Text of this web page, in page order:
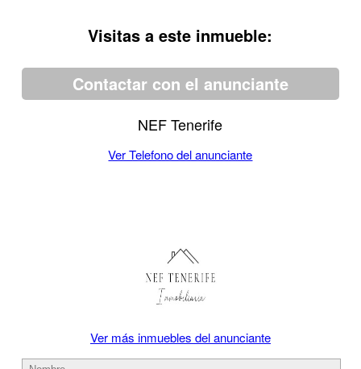
Visitas a este inmueble:
Contactar con el anunciante
NEF Tenerife
Ver Telefono del anunciante
Ver más inmuebles del anunciante